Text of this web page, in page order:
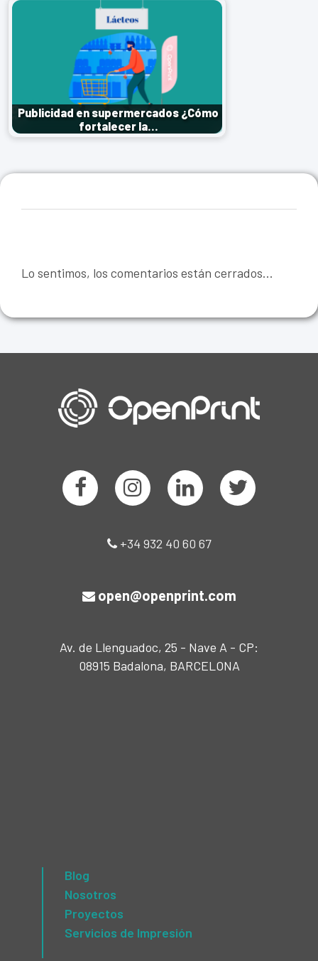
Publicidad en supermercados ¿Cómo
fortalecer la…
Lo sentimos, los comentarios están cerrados...
+34 932 40 60 67
open@openprint.com
Av. de Llenguadoc, 25 - Nave A - CP:
08915 Badalona, BARCELONA
Blog
Nosotros
Proyectos
Servicios de Impresión